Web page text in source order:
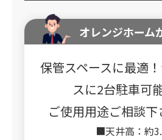
オレンジホーム
保管スペースに最適
スに2台駐車可
ご使用用途ご相談
■天井高：約